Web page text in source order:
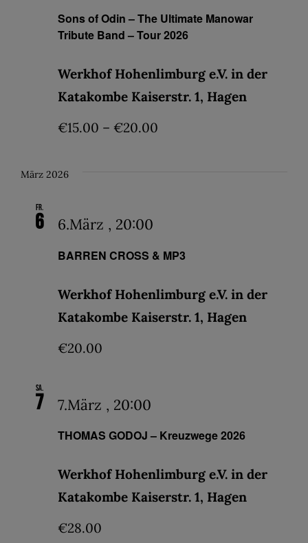
Sons of Odin – The Ultimate Manowar
Tribute Band – Tour 2026
Werkhof Hohenlimburg e.V. in der
Katakombe Kaiserstr. 1, Hagen
€15.00 – €20.00
März 2026
Fr.
6
BARREN CROSS & MP3
6.März , 20:00
Werkhof Hohenlimburg e.V. in der
Katakombe Kaiserstr. 1, Hagen
€20.00
Sa.
7
THOMAS GODOJ – Kreuzwege 2026
7.März , 20:00
Werkhof Hohenlimburg e.V. in der
Katakombe Kaiserstr. 1, Hagen
€28.00